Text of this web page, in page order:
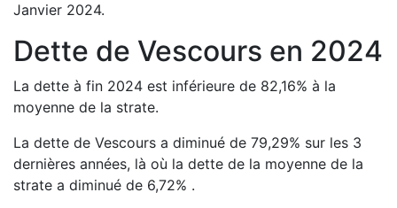
Janvier 2024.
Dette de Vescours en 2024
La dette à fin 2024 est inférieure de 82,16% à la
moyenne de la strate.
La dette de Vescours a diminué de 79,29% sur les 3
dernières années, là où la dette de la moyenne de la
strate a diminué de 6,72% .